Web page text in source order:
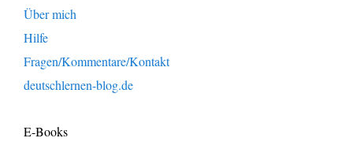
Über mich
Hilfe
Fragen/Kommentare/Kontakt
deutschlernen-blog.de
E-Books